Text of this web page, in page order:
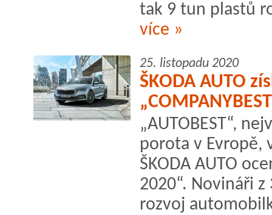
tak 9 tun plastů
více »
25. listopadu 2020
ŠKODA AUTO
„AUTOBEST“,
porota v Evropě,
ŠKODA AUTO
2020“. Novináři
rozvoj